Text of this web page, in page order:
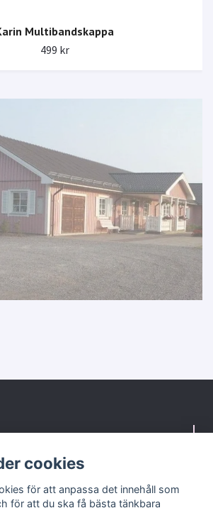
Multibandskappa
499 kr
cookies
för att anpassa det innehåll som
för att du ska få bästa tänkbara